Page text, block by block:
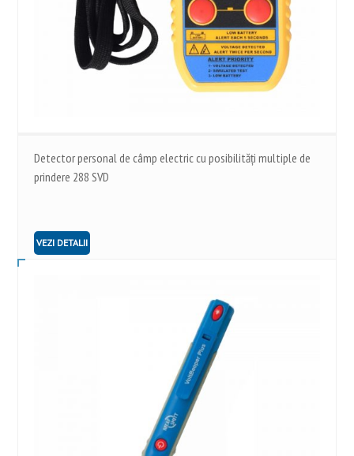
Detector personal de câmp electric cu posibilități multiple de
prindere 288 SVD
VEZI DETALII